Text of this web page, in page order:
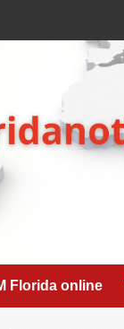
Florida online